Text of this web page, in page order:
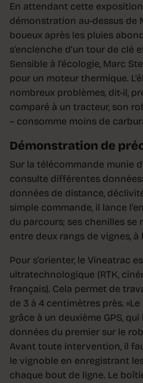
En attendant cette
démonstration au-dessus de
boueux après les pluies
s’enclenche d’un tour de clé
Sensible à l’écologie, Marc
pour un moteur thermique.
nombreux problèmes, dit-il,
comparé à un tracteur, son
– consomme moins de
Démonstration de
Sur la télécommande munie
consulte différentes
données de distance,
simple commande, il lance
du parcours; ses chenilles
entre deux rangs de vignes, à
Pour s’orienter, le Vineatrac
ultratechnologique (RTK,
français). Cela permet de
de 3 à 4 centimètres près.
grâce à un deuxième GPS,
données du premier sur le
Avant toute intervention, il
le vignoble en enregistrant
chaque bout de ligne. Le